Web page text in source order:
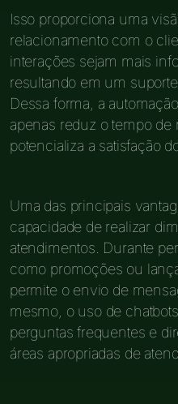
Isso proporciona uma
relacionamento com o
interações sejam mais
resultando em um
Dessa forma, a
apenas reduz o tempo de
potencializa a satisfação
Uma das principais
capacidade de realizar
atendimentos. Durante
como promoções ou
permite o envio de
mesmo, o uso de
perguntas frequentes e
áreas apropriadas de